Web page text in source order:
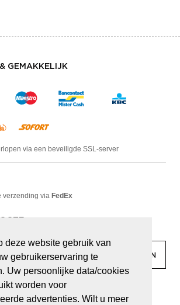
deze website gebruik van
gebruikerservaring te
Uw persoonlijke data/cookies
worden voor
advertenties. Wilt u meer
GEMAKKELIJK
via een beveiligde SSL-server
verzending via FedEx
linkedin